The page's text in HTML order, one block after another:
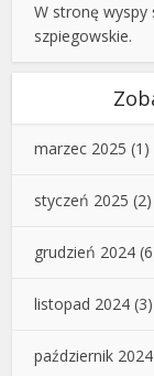
W stronę
szpiegowskie.
marzec 2025 (1)
styczeń 2025 (2)
grudzień 2024
listopad 2024 (3)
październik 2024